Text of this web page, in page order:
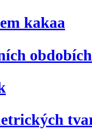
kakaa
obdobích